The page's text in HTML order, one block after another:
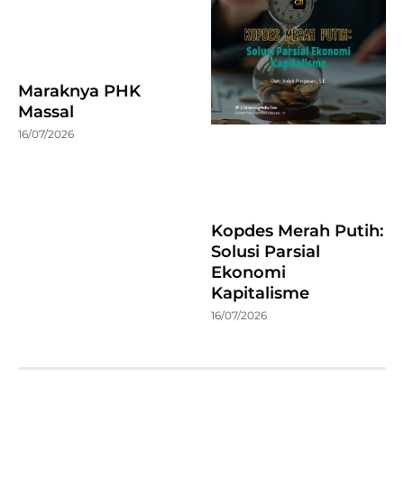
Maraknya PHK
Massal
16/07/2026
Kopdes Merah Putih:
Solusi Parsial
Ekonomi
Kapitalisme
16/07/2026